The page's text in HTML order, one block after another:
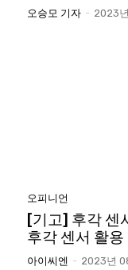
오승모 기자 - 2023년
오피니언
[기고] 후각 센
후각 센서 활용
아이씨엔 - 2023년